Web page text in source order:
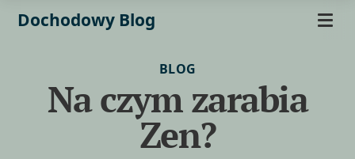
Dochodowy Blog
BLOG
Na czym zarabia
Zen?